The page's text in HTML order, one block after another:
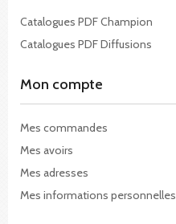
Catalogues PDF Champion
Catalogues PDF Diffusions
Mon compte
Mes commandes
Mes avoirs
Mes adresses
Mes informations personnelles